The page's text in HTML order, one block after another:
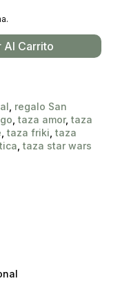
Al Carrito
regalo San
taza amor, taza
taza friki taza
taza star wars